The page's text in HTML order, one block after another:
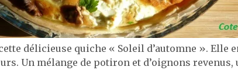
délicieuse quiche « Soleil d’automne ». Elle
Un mélange de potiron et d’oignons revenus,